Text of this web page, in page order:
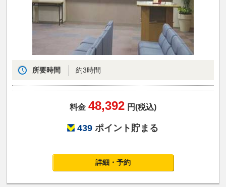
所要時間 約3時間
料金 48,392 円(税込)
439 ポイント貯まる
詳細・予約